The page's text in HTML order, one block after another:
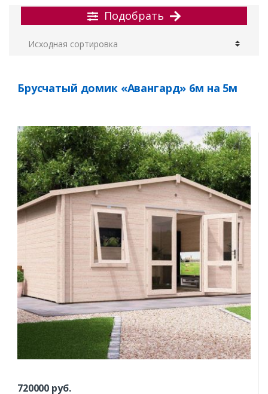
Подобрать
Брусчатый домик «Авангард» 6м на 5м
720000 руб.